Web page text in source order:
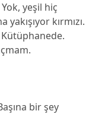
yeşil hiç
kırmızı.
bir şey